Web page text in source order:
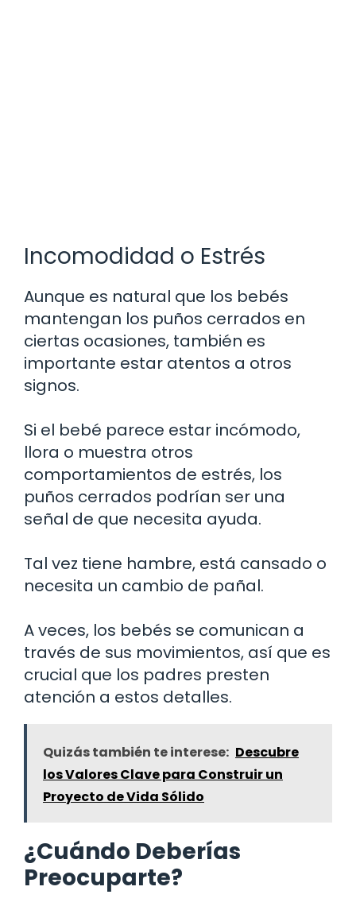
Incomodidad o Estrés
Aunque es natural que los bebés
mantengan los puños cerrados en
ciertas ocasiones, también es
importante estar atentos a otros
signos.
Si el bebé parece estar incómodo,
llora o muestra otros
comportamientos de estrés, los
puños cerrados podrían ser una
señal de que necesita ayuda.
Tal vez tiene hambre, está cansado o
necesita un cambio de pañal.
A veces, los bebés se comunican a
través de sus movimientos, así que es
crucial que los padres presten
atención a estos detalles.
Quizás también te interese: Descubre
los Valores Clave para Construir un
Proyecto de Vida Sólido
¿Cuándo Deberías
Preocuparte?